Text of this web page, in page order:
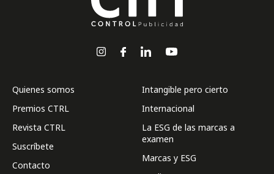
Quienes somos
Premios CTRL
Revista CTRL
Suscríbete
Contacto
Intangible pero cierto
Internacional
La ESG de las marcas a
examen
Marcas y ESG